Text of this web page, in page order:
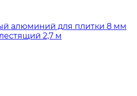
алюминий для плитки 8 мм
2,7 м